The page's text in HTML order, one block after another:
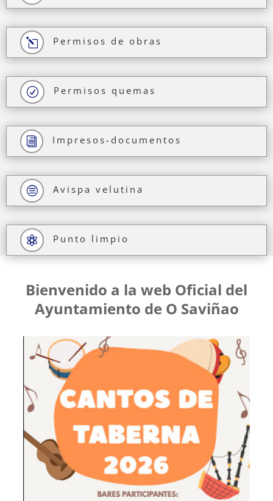
l Permisos de obras
R Permisos quemas
i Impresos-documentos
c Avispa velutina
 Punto limpio
Bienvenido a la web Oficial del
Ayuntamiento de O Saviñao